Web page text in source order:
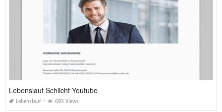
Lebenslauf Schlicht Youtube
Lebenslauf 693 Views